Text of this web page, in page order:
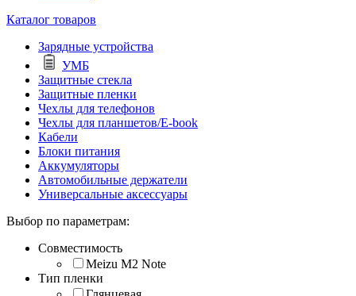
Каталог товаров
Зарядные устройства
УМБ
Защитные стекла
Защитные пленки
Чехлы для телефонов
Чехлы для планшетов/E-book
Кабели
Блоки питания
Аккумуляторы
Автомобильные держатели
Универсальные аксессуары
Выбор по параметрам:
Совместимость
Meizu M2 Note
Тип пленки